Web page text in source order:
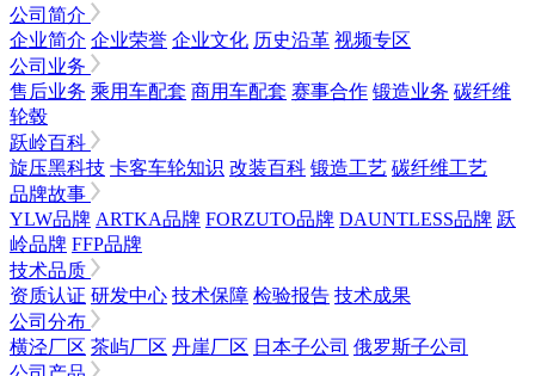
公司简介
企业简介 企业荣誉 企业文化 历史沿革 视频专区
公司业务
售后业务 乘用车配套 商用车配套 赛事合作 锻造业务 碳纤维
轮毂
跃岭百科
旋压黑科技 卡客车轮知识 改装百科 锻造工艺 碳纤维工艺
品牌故事
YLW品牌 ARTKA品牌 FORZUTO品牌 DAUNTLESS品牌 跃
岭品牌 FFP品牌
技术品质
资质认证 研发中心 技术保障 检验报告 技术成果
公司分布
横泾厂区 茶屿厂区 丹崖厂区 日本子公司 俄罗斯子公司